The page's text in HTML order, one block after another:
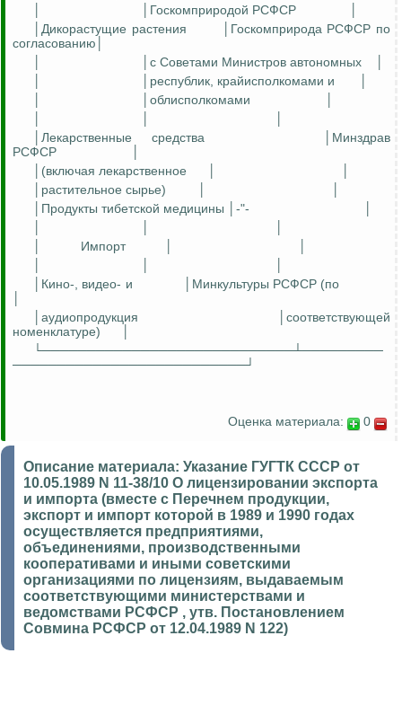
Госкомприродой РСФСР
│Дикорастущие растения
ГоскомприродаРСФСР по
согласованию│
│с Советами Министров автономных
│республик, крайисполкомами и
│облисполкомами
│Лекарственные средства
│Минздрав
РСФСР
│(включая лекарственное
│растительное сырье)
│Продукты тибетской медицины │ -"-
Импорт
│Кино-, видео- и
│Минкультуры РСФСР (по
│аудиопродукция
│соответствующей
номенклатуре)
└────────────────────────────┴─────────
──────────────────────────┘
Оценка материала: 0
Описание материала: Указание ГУГТК СССР от
10.05.1989 N 11-38/10 О лицензировании экспорта
и импорта (вместе с Перечнем продукции,
экспорт и импорт которой в 1989 и 1990 годах
осуществляется предприятиями,
объединениями, производственными
кооперативами и иными советскими
организациями по лицензиям, выдаваемым
соответствующими министерствами и
ведомствами РСФСР , утв. Постановлением
Совмина РСФСР от 12.04.1989 N 122)